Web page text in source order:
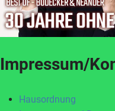
Impressum/
Hausordnung